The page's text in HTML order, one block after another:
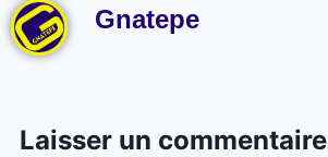
Gnatepe
Laisser un commentaire